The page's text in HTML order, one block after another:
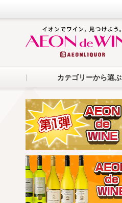
カテゴリーから選ぶ